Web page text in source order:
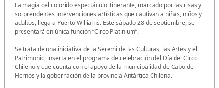
La magia del colorido espectáculo itinerante, marcado por las risas y
sorprendentes intervenciones artísticas que cautivan a niñas, niños y
adultos, llega a Puerto Williams. Este sábado 28 de septiembre, se
presentará en única función “Circo Platinium”.
Se trata de una iniciativa de la Seremi de las Culturas, las Artes y el
Patrimonio, inserta en el programa de celebración del Día del Circo
Chileno y que cuenta con el apoyo de la municipalidad de Cabo de
Hornos y la gobernación de la provincia Antártica Chilena.